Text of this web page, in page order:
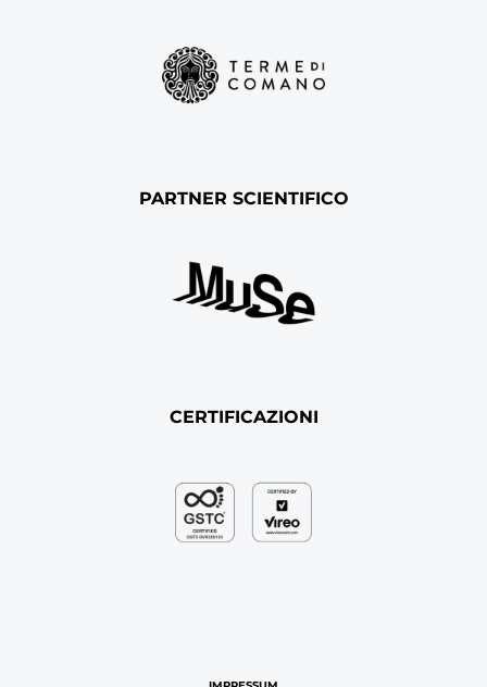
PARTNER SCIENTIFICO
CERTIFICAZIONI